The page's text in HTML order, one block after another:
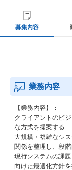
募集内容
業務内容
【業務内容】：
クライアントのビ
な方式を提案する
大規模・複雑なシ
関係を整理し、段
現行システムの課
向けた最適化方針